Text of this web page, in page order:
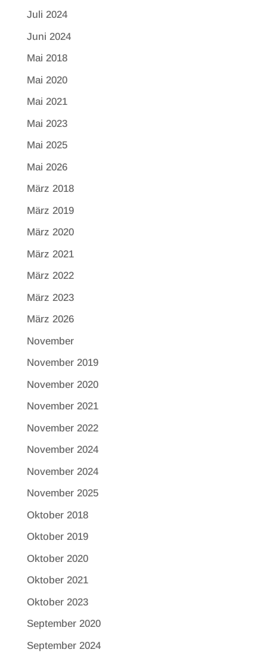
Juli 2024
Juni 2024
Mai 2018
Mai 2020
Mai 2021
Mai 2023
Mai 2025
Mai 2026
März 2018
März 2019
März 2020
März 2021
März 2022
März 2023
März 2026
November
November 2019
November 2020
November 2021
November 2022
November 2024
November 2024
November 2025
Oktober 2018
Oktober 2019
Oktober 2020
Oktober 2021
Oktober 2023
September 2020
September 2024